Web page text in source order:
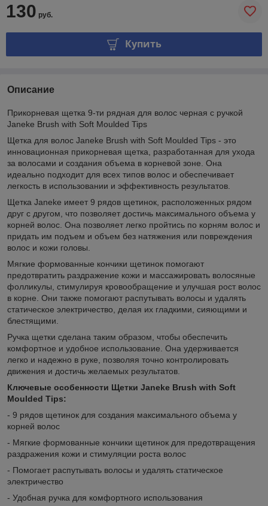
130 руб.
Купить
Описание
Прикорневая щетка 9-ти рядная для волос черная с ручкой
Janeke Brush with Soft Moulded Tips
Щетка для волос Janeke Brush with Soft Moulded Tips - это
инновационная прикорневая щетка, разработанная для ухода
за волосами и создания объема в корневой зоне. Она
идеально подходит для всех типов волос и обеспечивает
легкость в использовании и эффективность результатов.
Щетка Janeke имеет 9 рядов щетинок, расположенных рядом
друг с другом, что позволяет достичь максимального объема у
корней волос. Она позволяет легко пройтись по корням волос и
придать им подъем и объем без натяжения или повреждения
волос и кожи головы.
Мягкие формованные кончики щетинок помогают
предотвратить раздражение кожи и массажировать волосяные
фолликулы, стимулируя кровообращение и улучшая рост волос
в корне. Они также помогают распутывать волосы и удалять
статическое электричество, делая их гладкими, сияющими и
блестящими.
Ручка щетки сделана таким образом, чтобы обеспечить
комфортное и удобное использование. Она удерживается
легко и надежно в руке, позволяя точно контролировать
движения и достичь желаемых результатов.
Ключевые особенности Щетки Janeke Brush with Soft
Moulded Tips:
- 9 рядов щетинок для создания максимального объема у
корней волос
- Мягкие формованные кончики щетинок для предотвращения
раздражения кожи и стимуляции роста волос
- Помогает распутывать волосы и удалять статическое
электричество
- Удобная ручка для комфортного использования